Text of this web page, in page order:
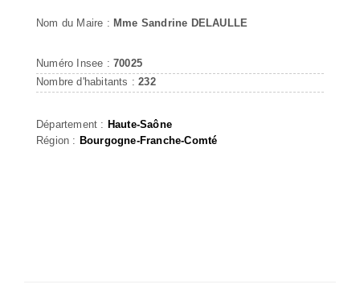
Nom du Maire : Mme Sandrine DELAULLE
Numéro Insee : 70025
Nombre d'habitants :232
Département : Haute-Saône
Région : Bourgogne-Franche-Comté